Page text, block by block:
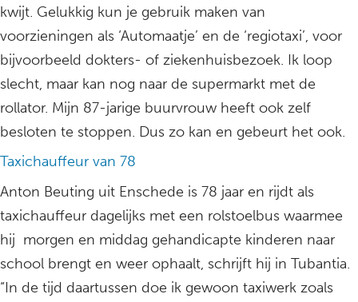
kwijt. Gelukkig kun je gebruik maken van
voorzieningen als ‘Automaatje’ en de ‘regiotaxi’, voor
bijvoorbeeld dokters- of ziekenhuisbezoek. Ik loop
slecht, maar kan nog naar de supermarkt met de
rollator. Mijn 87-jarige buurvrouw heeft ook zelf
besloten te stoppen. Dus zo kan en gebeurt het ook.
Taxichauffeur van 78
Anton Beuting uit Enschede is 78 jaar en rijdt als
taxichauffeur dagelijks met een rolstoelbus waarmee
hij morgen en middag gehandicapte kinderen naar
school brengt en weer ophaalt, schrijft hij in Tubantia.
“In de tijd daartussen doe ik gewoon taxiwerk zoals